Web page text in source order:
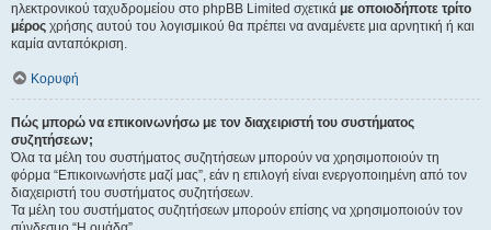
ηλεκτρονικού ταχυδρομείου στο phpBB Limited σχετικά με οποιοδήποτε τρίτο
μέρος χρήσης αυτού του λογισμικού θα πρέπει να αναμένετε μια αρνητική ή και
καμία ανταπόκριση.
Κορυφή
Πώς μπορώ να επικοινωνήσω με τον διαχειριστή του συστήματος
συζητήσεων;
Όλα τα μέλη του συστήματος συζητήσεων μπορούν να χρησιμοποιούν τη
φόρμα “Επικοινωνήστε μαζί μας”, εάν η επιλογή είναι ενεργοποιημένη από τον
διαχειριστή του συστήματος συζητήσεων.
Τα μέλη του συστήματος συζητήσεων μπορούν επίσης να χρησιμοποιούν τον